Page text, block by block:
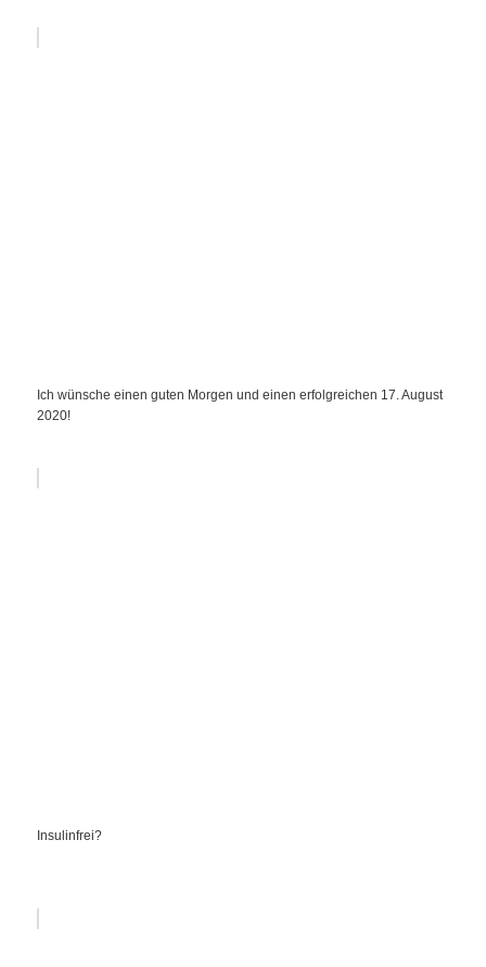
Ich wünsche einen guten Morgen und einen erfolgreichen 17. August
2020!
Insulinfrei?